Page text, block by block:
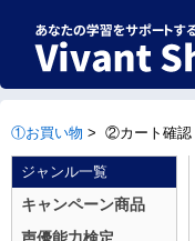
①お買い物 > ②カート確認
ジャンル一覧
キャンペーン商品